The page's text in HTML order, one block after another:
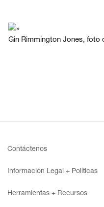
Gin Rimmington Jones, foto
Contáctenos
Información Legal + Políticas
Herramientas + Recursos